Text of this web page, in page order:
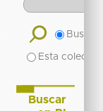
Buscar
Esta
Buscar